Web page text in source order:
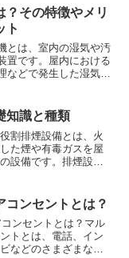
光熱費を削減できる
気中の熱を利用する
削減でき、環境に優
す。さらに、エコキ
クに貯めたお湯を供
でも一定時間、給湯
運行状況を監視する
れています。機械室
を駆動するモーター
ターの速度を制御す
置されています。安
ターの過負荷を防止
？その特徴やメリ
ト
とは、室内の湿気や汚
置です。屋内における
などで発生した湿気や
れた空気は、カビや
能性があります。ま
命を縮めてしまいま
題を防ぎ、快適な居住
知識と種類
割排煙設備とは、火
た煙や有毒ガスを屋
設備です。排煙設備
と機械排煙の2種類が
は、建物の開口部や
を排出する方法で
風機や排気ファンを
排出する方法です。
コンセントとは？
ンセントとは？マル
トとは、電話、イン
などのさまざまなメ